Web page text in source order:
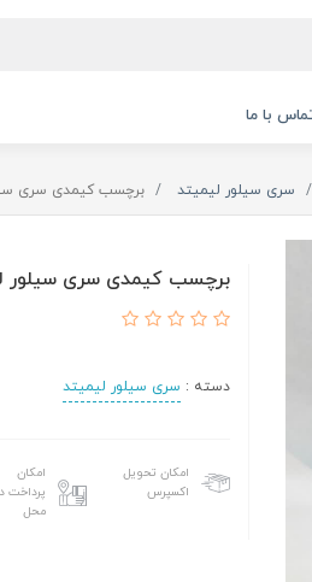
با ما
سری سیلور لیمیتد برچسب کیمدی سری
برچسب کیمدی سری سیلور
دسته : سری سیلور لیمیتد
امکان تحویل
اکسپرس
امکان
پرداخت
محل